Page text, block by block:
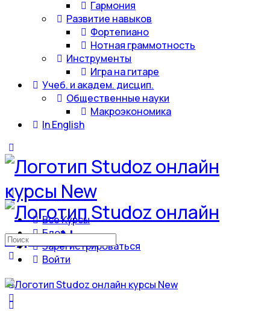
Гармония
Развитие навыков
Фортепиано
Нотная граммотность
Инструменты
Игра на гитаре
Учеб. и академ. дисцип.
Общественные науки
Макроэкономика
In English
Все Курсы
Блог
Зарегистрироваться
Войти
Искать: